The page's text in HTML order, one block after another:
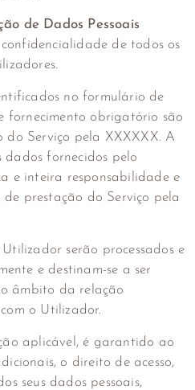
de Dados Pessoais
de todos os
no formulário de
fornecimento obrigatório são
do Serviço pela XXXXXX. A
dados fornecidos pelo
e inteira responsabilidade e
prestação do Serviço pela
serão processados e
e destinam-se a ser
âmbito da relação
o Utilizador.
aplicável, é garantido ao
o direito de acesso,
seus dados pessoais,